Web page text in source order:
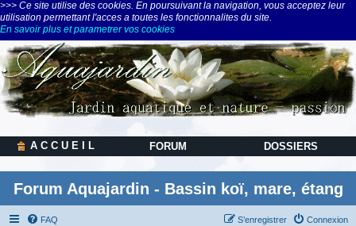
>>> Ce site utilise des cookies. En poursuivant la navigation, vous acceptez leur
utilisation permettant l'acces a toutes les fonctionnalites du site.
En savoir plus et parametrer vos cookies
A C C U E I L FORUM DOSSIERS
Forum Aquajardin - Bassin koï, mare, étang
FAQ Connexion
S’enregistrer